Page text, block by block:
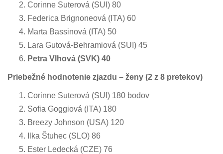
Corinne Suterová (SUI) 80
Federica Brignoneová (ITA) 60
Marta Bassinová (ITA) 50
Lara Gutová-Behramiová (SUI) 45
Petra Vlhová (SVK) 40
Priebežné hodnotenie zjazdu – ženy (2 z 8 pretekov)
Corinne Suterová (SUI) 180 bodov
Sofia Goggiová (ITA) 180
Breezy Johnson (USA) 120
Ilka Štuhec (SLO) 86
Ester Ledecká (CZE) 76